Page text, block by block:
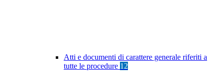
Atti e documenti di carattere generale riferiti a
tutte le procedure 12